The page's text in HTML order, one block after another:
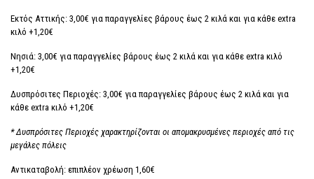
Εκτός Αττικής: 3,00€ για παραγγελίες βάρους έως 2 κιλά και για κάθε extra
κιλό +1,20€
Νησιά: 3,00€ για παραγγελίες βάρους έως 2 κιλά και για κάθε extra κιλό
+1,20€
Δυσπρόσιτες Περιοχές: 3,00€ για παραγγελίες βάρους έως 2 κιλά και για
κάθε extra κιλό +1,20€
* Δυσπρόσιτες Περιοχές χαρακτηρίζονται οι απομακρυσμένες περιοχές από τις
μεγάλες πόλεις
Αντικαταβολή: επιπλέον χρέωση 1,60€